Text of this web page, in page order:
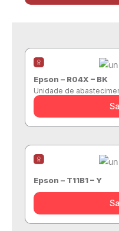
Epson – R04X – BK
Unidade de
Epson – T11B1 – Y